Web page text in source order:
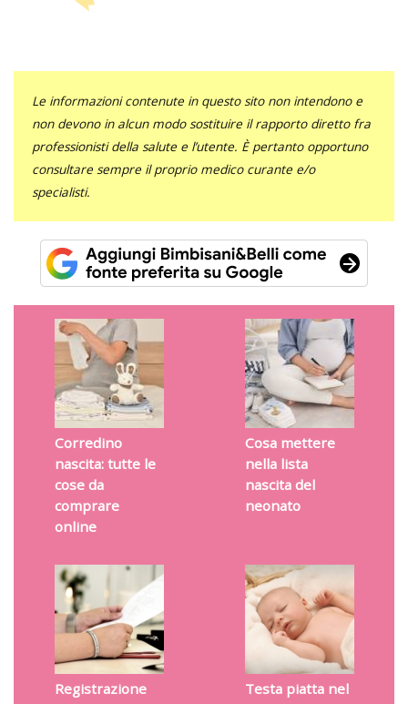
Le informazioni contenute in questo sito non intendono e
non devono in alcun modo sostituire il rapporto diretto fra
professionisti della salute e l’utente. È pertanto opportuno
consultare sempre il proprio medico curante e/o
specialisti.
Corredino
nascita: tutte le
cose da
comprare
online
Cosa mettere
nella lista
nascita del
neonato
Registrazione
Testa piatta nel